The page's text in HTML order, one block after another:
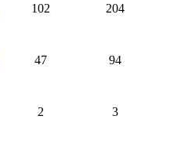
102 204
47 94
2 3